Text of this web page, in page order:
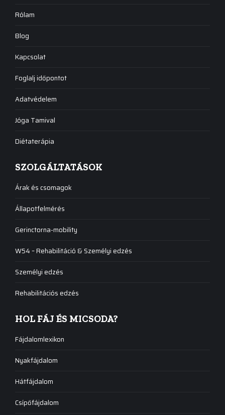
Rólam
Blog
Kapcsolat
Foglalj időpontot
Adatvédelem
Jóga Tamival
Diétaterápia
SZOLGÁLTATÁSOK
Árak és csomagok
Állapotfelmérés
Gerinctorna-mobility
W54 – Rehabilitáció & Személyi edzés
Személyi edzés
Rehabilitációs edzés
HOL FÁJ ÉS MICSODA?
Fájdalomlexikon
Nyakfájdalom
Hátfájdalom
Csípőfájdalom